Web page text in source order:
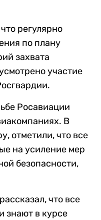
регулярно
по плану
захвата
участие
Росавиации
В
отметили, что все
на усиление мер
безопасности,
что все
знают в курсе